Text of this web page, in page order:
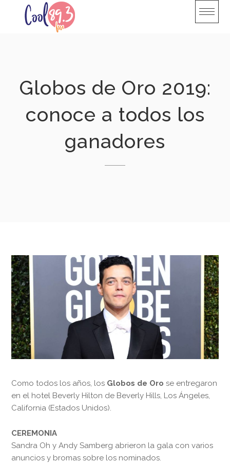
Globos de Oro 2019:
conoce a todos los
ganadores
Como todos los años, los Globos de Orose entregaron
en el hotel Beverly Hilton de Beverly Hills, Los Ángeles,
California (Estados Unidos).
CEREMONIA
Sandra Oh y Andy Samberg abrieron la gala con varios
anuncios y bromas sobre los nominados.